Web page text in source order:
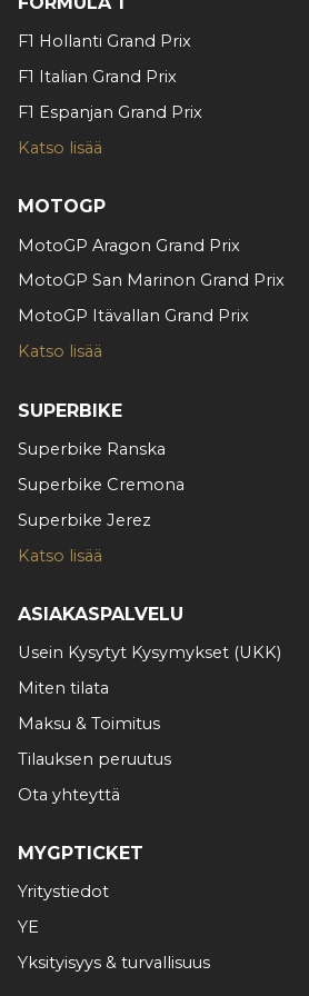
sivustoamme. Kumppanimme voivat
tietoja muihin tietoihin, joita olet
F1 Hollanti Grand Prix
F1 Italian Grand Prix
F1 Espanjan Grand Prix
Katso lisää
MOTOGP
MotoGP Aragon Grand Prix
MotoGP San Marinon Grand Prix
MotoGP Itävallan Grand Prix
Katso lisää
SUPERBIKE
Superbike Ranska
Superbike Cremona
Superbike Jerez
Katso lisää
ASIAKASPALVELU
Usein Kysytyt Kysymykset (UKK)
Miten tilata
Maksu & Toimitus
Tilauksen peruutus
Ota yhteyttä
MYGPTICKET
Yritystiedot
YE
Yksityisyys & turvallisuus